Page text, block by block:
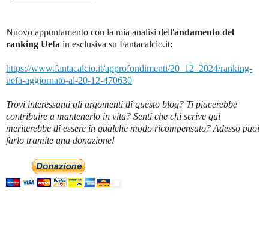
Nuovo appuntamento con la mia analisi dell'andamento del
ranking Uefa in esclusiva su Fantacalcio.it:
https://www.fantacalcio.it/approfondimenti/20_12_2024/ranking-
uefa-aggiornato-al-20-12-470630
Trovi interessanti gli argomenti di questo blog? Ti piacerebbe
contribuire a mantenerlo in vita? Senti che chi scrive qui
meriterebbe di essere in qualche modo ricompensato? Adesso puoi
farlo tramite una donazione!